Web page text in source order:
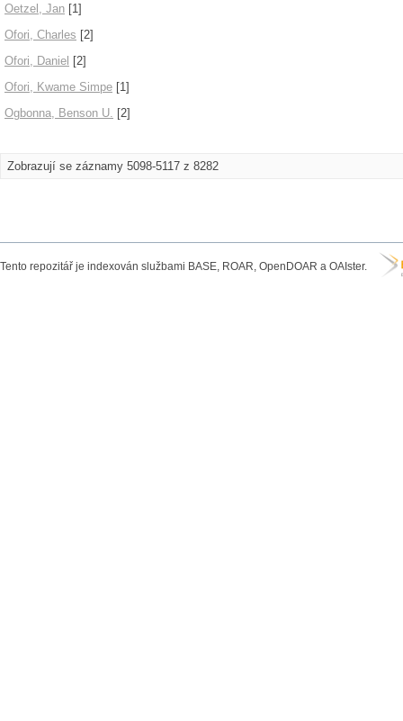
Oetzel, Jan [1]
Ofori, Charles [2]
Ofori, Daniel [2]
Ofori, Kwame Simpe [1]
Ogbonna, Benson U. [2]
Zobrazují se záznamy 5098-5117 z 8282
Tento repozitář je indexován službami BASE, ROAR, OpenDOAR a OAIster.